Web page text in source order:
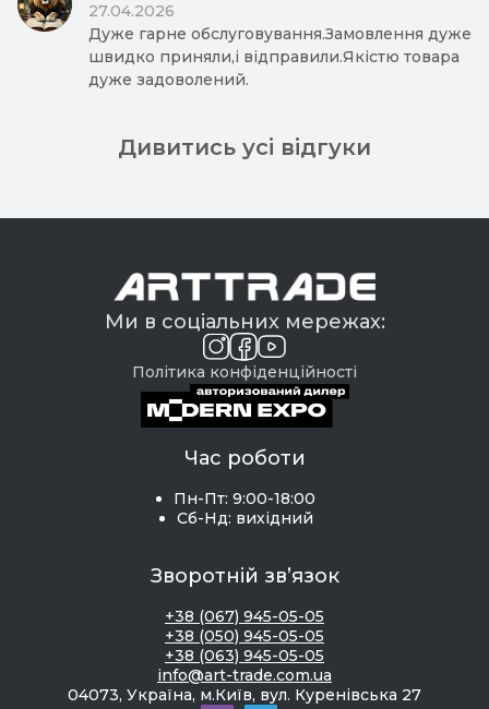
27.04.2026
Дуже гарне обслуговування.Замовлення дуже
швидко приняли,і відправили.Якістю товара
дуже задоволений.
Дивитись усі відгуки
Ми в соціальних мережах:
Політика конфіденційності
Час роботи
Пн-Пт: 9:00-18:00
Сб-Нд: вихідний
Зворотній зв’язок
+38 (067) 945-05-05
+38 (050) 945-05-05
+38 (063) 945-05-05
info@art-trade.com.ua
04073, Україна, м.Київ, вул. Куренівська 27